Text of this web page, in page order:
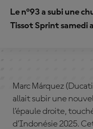
Le n°93 a subi une
Tissot Sprint samedi
Marc Márquez
allait subir une
l’épaule droite,
d’Indonésie 2025.